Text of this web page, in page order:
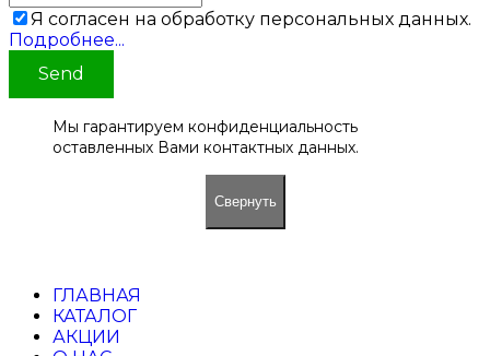
Я согласен на обработку персональных данных.
Подробнее...
Send
Мы гарантируем конфиденциальность
оставленных Вами контактных данных.
Свернуть
ГЛАВНАЯ
КАТАЛОГ
АКЦИИ